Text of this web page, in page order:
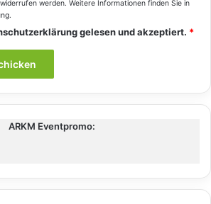
werden. Weitere Informationen finden Sie in
.
gelesen und akzeptiert. *
ARKM Eventpromo: